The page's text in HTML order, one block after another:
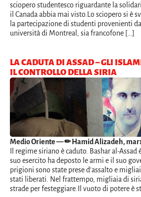
sciopero studentesco riguardante la
il Canada abbia mai visto.Lo sciopero si è
la partecipazione di studenti provenienti
università di Montreal, sia francofone […]
LA CADUTA DI ASSAD – GLI
IL CONTROLLO DELLA SIRIA
Medio Oriente— ✏ Hamid Alizadeh,
Il regime siriano è caduto. Bashar al-Assad
suo esercito ha deposto le armi e il suo
prigioni sono state prese d’assalto e
stati liberati. Nel frattempo, migliaia di
strade per festeggiare.Il vuoto di potere è